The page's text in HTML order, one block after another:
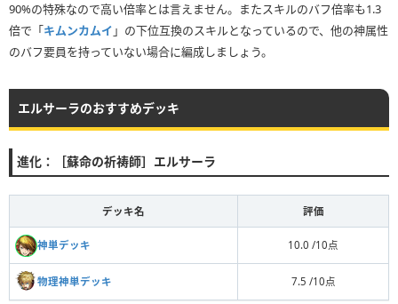
90%の特殊なので高い倍率とは言えません。またスキルのバフ倍率も1.3
倍で「キムンカムイ 」の下位互換のスキルとなっているので、他の神属性
のバフ要員を持っていない場合に編成しましょう。
エルサーラのおすすめデッキ
進化：［蘇命の祈祷師］エルサーラ
デッキ名 評価
神単デッキ 10.0 /10点
物理神単デッキ 7.5 /10点